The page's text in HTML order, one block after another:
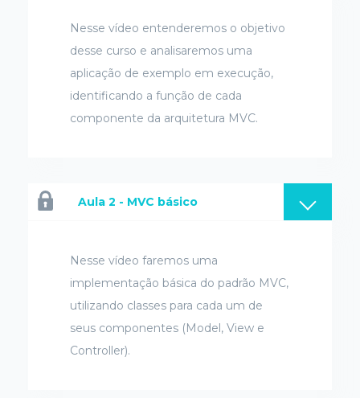
Nesse vídeo entenderemos o objetivo
desse curso e analisaremos uma
aplicação de exemplo em execução,
identificando a função de cada
componente da arquitetura MVC.
Aula 2 - MVC básico
Nesse vídeo faremos uma
implementação básica do padrão MVC,
utilizando classes para cada um de
seus componentes (Model, View e
Controller).